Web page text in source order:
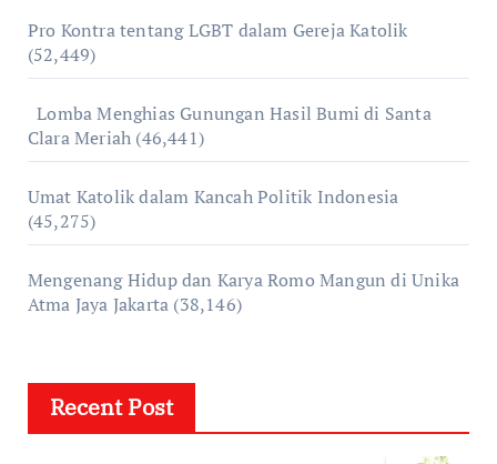
Pro Kontra tentang LGBT dalam Gereja Katolik
(52,449)
Lomba Menghias Gunungan Hasil Bumi di Santa
Clara Meriah (46,441)
Umat Katolik dalam Kancah Politik Indonesia
(45,275)
Mengenang Hidup dan Karya Romo Mangun di Unika
Atma Jaya Jakarta (38,146)
Recent Post